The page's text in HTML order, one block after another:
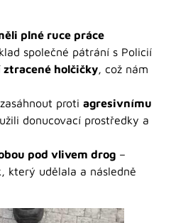
plné ruce práce
společné pátrání s Policií
ztracené holčičky, což nám
proti agresivnímu
donucovací prostředky a
pod vlivem drog –
který udělala a následně